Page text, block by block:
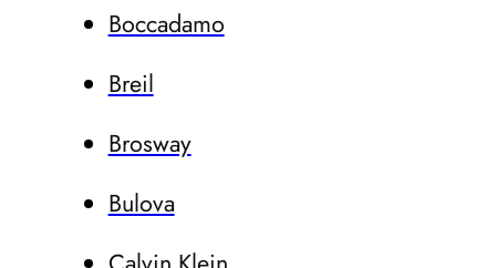
Boccadamo
Breil
Brosway
Bulova